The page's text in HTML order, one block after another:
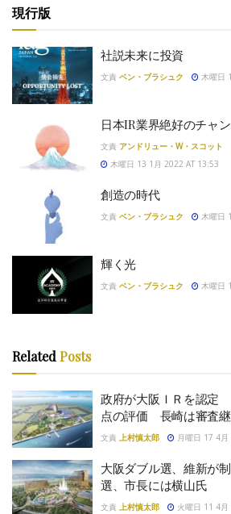
現行版
社説未来に投資
文責 ベン・ブラシュク 木曜日
日本IR業界絶好のチャ
文責 アンドリュー・W・スコット
木曜日 13 1月 2022 AT 13:53
創造の時代
文責 ベン・ブラシュク 木曜日
輝く光
文責 ベン・ブラシュク 木曜日
Related Posts
政府が大阪ＩＲを認定
点の評価 長崎は審査
文責 上村慎太郎 月曜日 17 4
大阪ダブル選、維新が
選、市長には横山氏
文責 上村慎太郎 火曜日 11 4